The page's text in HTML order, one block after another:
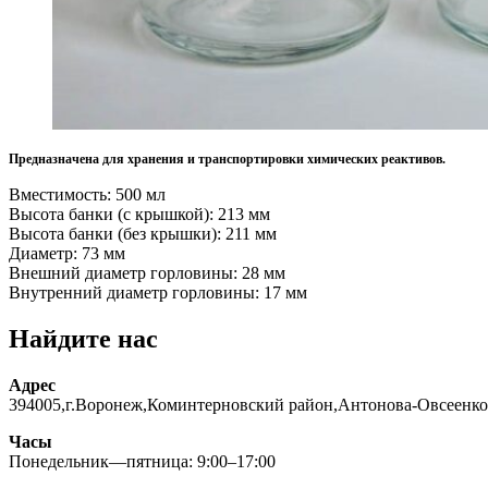
Предназначена для хранения и транспортировки химических реактивов.
Вместимость: 500 мл
Высота банки (с крышкой): 213 мм
Высота банки (без крышки): 211 мм
Диаметр: 73 мм
Внешний диаметр горловины: 28 мм
Внутренний диаметр горловины: 17 мм
Найдите нас
Адрес
394005,г.Воронеж,Коминтерновский район,Антонова-
Часы
Понедельник—пятница: 9:00–17:00